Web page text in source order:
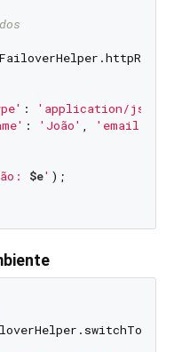
: 'application/json'
: 'João' , 'email'
$e' );